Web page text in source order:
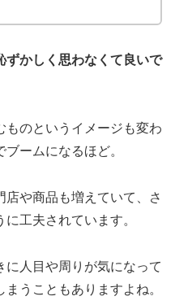
ずかしく思わなくて 良いで
ものというイメージも変わ
ームになるほど。
や商品も増えていて、さ
工夫されています。
に人目や周りが気になって
うこともありますよね。